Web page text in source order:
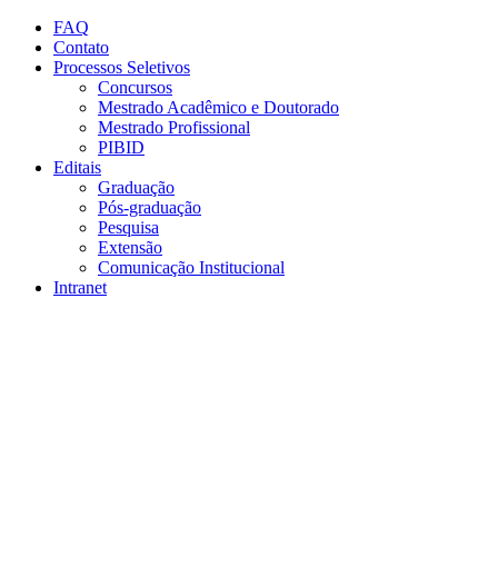
Conteúdo principal
FAQ
Contato
Processos Seletivos
Concursos
Mestrado Acadêmico e Doutorado
Mestrado Profissional
PIBID
Editais
Graduação
Pós-graduação
Pesquisa
Extensão
Comunicação Institucional
Intranet